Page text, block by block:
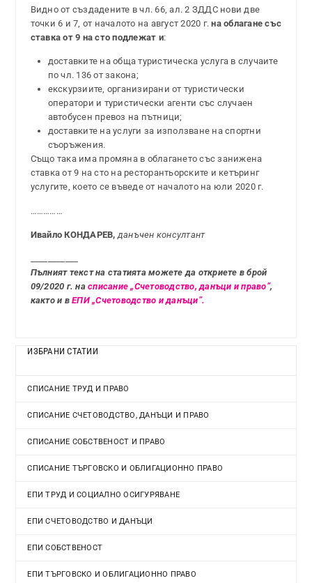
Видно от създадените в чл. 66, ал. 2 ЗДДС нови две
точки 6 и 7, от началото на август 2020 г.на облагане със
ставка от 9 на сто подлежат и:
доставките на обща туристическа услуга в случаите
по чл. 136 от закона;
екскурзиите, организирани от туристически
оператори и туристически агенти със случаен
автобусен превоз на пътници;
доставките на услуги за използване на спортни
съоръжения.
Също така има промяна в облагането със занижена
ставка от 9 на сто на ресторантьорските и кетъринг
услугите, което се въведе от началото на юли 2020 г.
……………
Ивайло КОНДАРЕВ, данъчен консултант
Пълният текст на статията можете да откриете в брой
09/2020 г. насписание „Счетоводство, данъци и право”,
както и вЕПИ „Счетоводство и данъци”.
ИЗБРАНИ СТАТИИ
СПИСАНИЕ ТРУД И ПРАВО
СПИСАНИЕ СЧЕТОВОДСТВО, ДАНЪЦИ И ПРАВО
СПИСАНИЕ СОБСТВЕНОСТ И ПРАВО
СПИСАНИЕ ТЪРГОВСКО И ОБЛИГАЦИОННО ПРАВО
ЕПИ ТРУД И СОЦИАЛНО ОСИГУРЯВАНЕ
ЕПИ СЧЕТОВОДСТВО И ДАНЪЦИ
ЕПИ СОБСТВЕНОСТ
ЕПИ ТЪРГОВСКО И ОБЛИГАЦИОННО ПРАВО